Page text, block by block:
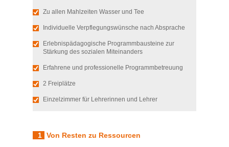
Zu allen Mahlzeiten Wasser und Tee
Individuelle Verpflegungswünsche nach Absprache
Erlebnispädagogische Programmbausteine zur
Stärkung des sozialen Miteinanders
Erfahrene und professionelle Programmbetreuung
2 Freiplätze
Einzelzimmer für Lehrerinnen und Lehrer
1 Von Resten zu Ressourcen